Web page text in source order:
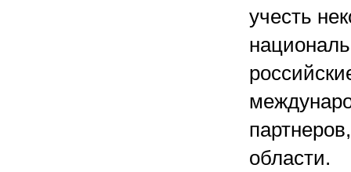
учесть
области.